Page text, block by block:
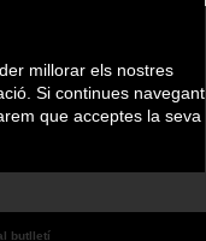
millorar els nostres
Si continues navegant
que acceptes la seva
butlletí